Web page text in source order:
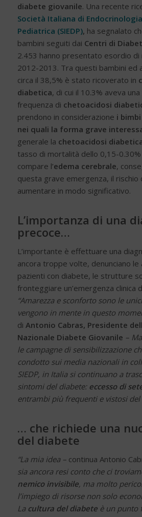
diabete giovanile. Una recente
Società Italiana di
Pediatrica (SIEDP), ha segnalato
bambini seguiti dai Centri di
2.453 hanno presentato esordio di
2012-2013. Tra questi bambini ed
circa il 38,5% è stato ricoverato in
diabetica, di cui il 10.3% aveva
frequenza di chetoacidosi
prendono in considerazione i
nei quali la forma grave
generale la chetoacidosi
tasso di mortalità dello 0,15-0.30%
compare l’edema cerebrale,
questa grave emergenza, il rischio
aumentare in modo significativo.
L’importanza di una
precoce…
L’importante è effettuare una
ancora troppe volte, denunciano le
pazienti con diabete, le strutture
fronteggiare un’emergenza clinica
“Amarezza e sconforto sono le
vengono in mente in questo
di Antonio Cabras, Presidente
Nazionale Diabete Giovanile –
le campagne di sensibilizzazione
condotto sui media nazionali in
SIEDP, in Italia si continuano a
sintomi del diabete: eccesso di
entrambi più frequenti e vistosi del
… che richiede una
del diabete
“La mia idea – continua Antonio
sia ancora resi conto che ci
nemico invisibile, ma molto
l’impiego di risorse non solo
La cultura del diabeteè un punto